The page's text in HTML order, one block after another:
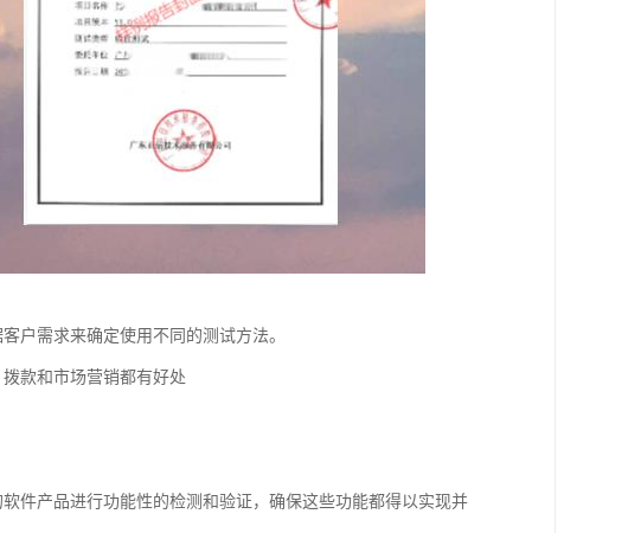
户需求来确定使用不同的测试方法。
款和市场营销都有好处
件产品进行功能性的检测和验证，确保这些功能都得以实现并